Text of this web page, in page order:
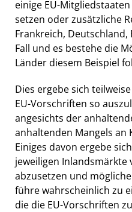
einige EU-
setzen oder zusätzliche
Frankreich,
Fall und es bestehe die
Länder diesem Beispiel
Dies ergebe sich
EU-Vorschriften so
angesichts der
anhaltenden Mangels an
Einiges davon ergebe
jeweiligen Inlandsmärkte
abzusetzen und
führe wahrscheinlich zu
die die EU-Vorschriften